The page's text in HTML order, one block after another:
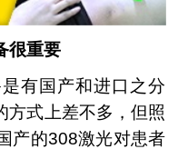
很重要
有国产和进口之分
方式上差不多，但照
产的308激光对患者